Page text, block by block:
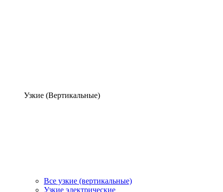
Узкие (Вертикальные)
Все узкие (вертикальные)
Узкие электрические